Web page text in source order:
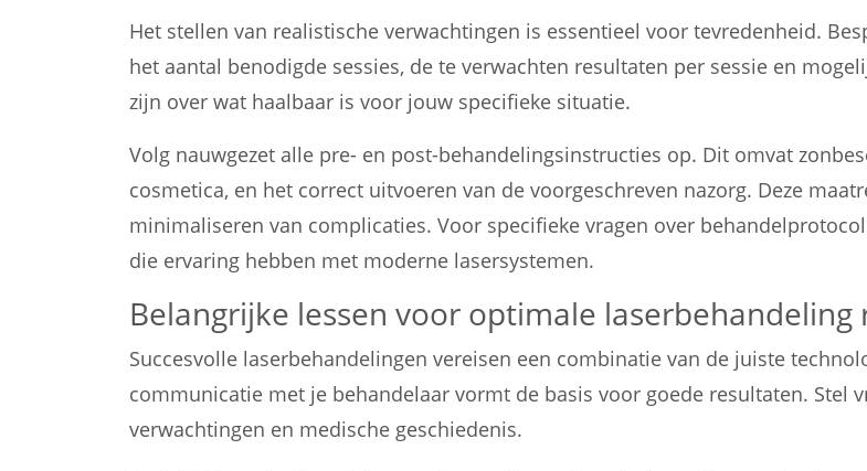
Het stellen van realistische verwachtingen is essentieel voor tevredenheid.
het aantal benodigde sessies, de te verwachten resultaten per sessie en
zijn over wat haalbaar is voor jouw specifieke situatie.
Volg nauwgezet alle pre- en post-behandelingsinstructies op. Dit omvat
cosmetica, en het correct uitvoeren van de voorgeschreven nazorg. Deze
minimaliseren van complicaties. Voor specifieke vragen over
die ervaring hebben met moderne lasersystemen.
Belangrijke lessen voor optimale laserbehandeling
Succesvolle laserbehandelingen vereisen een combinatie van de juiste
communicatie met je behandelaar vormt de basis voor goede resultaten. Stel
verwachtingen en medische geschiedenis.